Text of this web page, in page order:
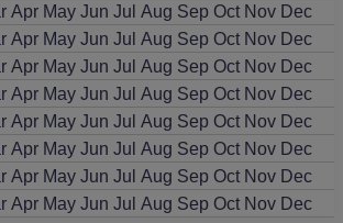
Apr May Jun Jul Aug Sep Oct Nov Dec
Apr May Jun Jul Aug Sep Oct Nov Dec
Apr May Jun Jul Aug Sep Oct Nov Dec
Apr May Jun Jul Aug Sep Oct Nov Dec
Apr May Jun Jul Aug Sep Oct Nov Dec
Apr May Jun Jul Aug Sep Oct Nov Dec
Apr May Jun Jul Aug Sep Oct Nov Dec
Apr May Jun Jul Aug Sep Oct Nov Dec